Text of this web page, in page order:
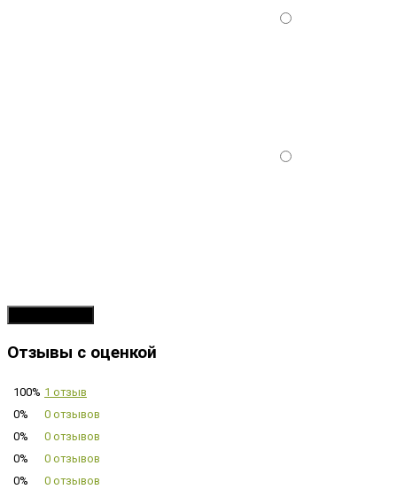
Отзывы с оценкой
100% 1 отзыв
0%
0 отзывов
0%
0 отзывов
0%
0 отзывов
0%
0 отзывов